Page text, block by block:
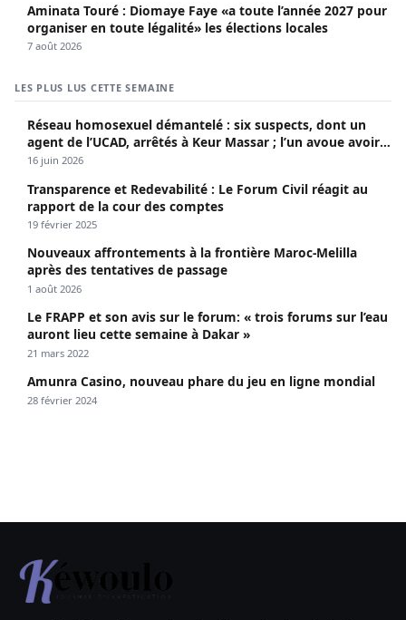
Aminata Touré : Diomaye Faye «a toute l’année 2027 pour
organiser en toute légalité» les élections locales
7 août 2026
LES PLUS LUS CETTE SEMAINE
Réseau homosexuel démantelé : six suspects, dont un
agent de l’UCAD, arrêtés à Keur Massar ; l’un avoue avoir
propagé le VIH depuis 2018
16 juin 2026
Transparence et Redevabilité : Le Forum Civil réagit au
rapport de la cour des comptes
19 février 2025
Nouveaux affrontements à la frontière Maroc-Melilla
après des tentatives de passage
1 août 2026
Le FRAPP et son avis sur le forum: « trois forums sur l’eau
auront lieu cette semaine à Dakar »
21 mars 2022
Amunra Casino, nouveau phare du jeu en ligne mondial
28 février 2024